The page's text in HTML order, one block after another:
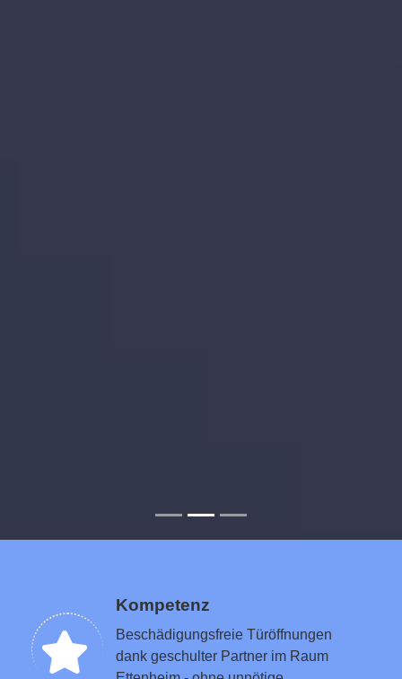
Kompetenz
Beschädigungsfreie Türöffnungen
dank geschulter Partner im Raum